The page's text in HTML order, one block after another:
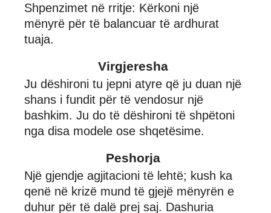
Shpenzimet në rritje: Kërkoni një
mënyrë për të balancuar të ardhurat
tuaja.
Virgjeresha
Ju dëshironi tu jepni atyre që ju duan një
shans i fundit për të vendosur një
bashkim. Ju do të dëshironi të shpëtoni
nga disa modele ose shqetësime.
Peshorja
Një gjendje agjitacioni të lehtë; kush ka
qenë në krizë mund të gjejë mënyrën e
duhur për të dalë prej saj. Dashuria